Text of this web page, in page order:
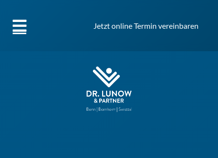
Jetzt online Termin vereinbaren